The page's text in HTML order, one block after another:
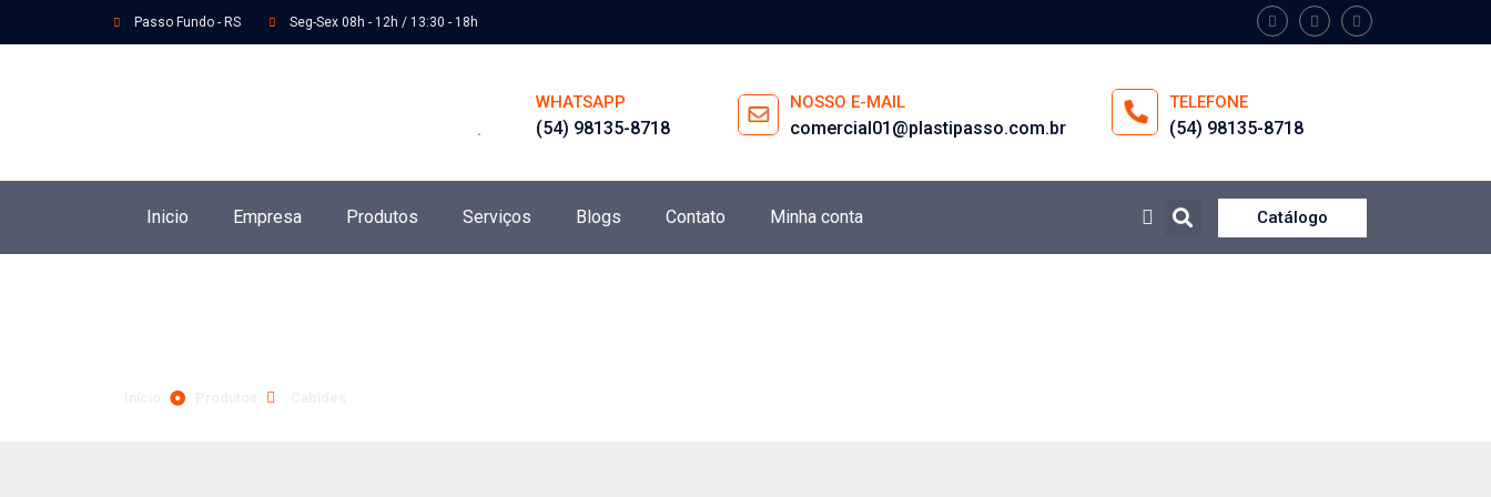
Passo Fundo - RS Seg-Sex 08h - 12h / 13:30 - 18h
WHATSAPP
(54) 98135-8718
NOSSO E-MAIL
comercial01@plastipasso.com.br
TELEFONE
(54) 98135-8718
Inicio Empresa Produtos Serviços Blogs Contato Minha conta Catálogo